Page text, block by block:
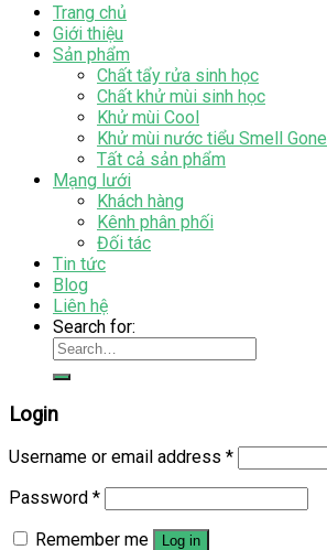
Trang chủ
Giới thiệu
Sản phẩm
Chất tẩy rửa sinh học
Chất khử mùi sinh học
Khử mùi Cool
Khử mùi nước tiểu Smell Gone
Tất cả sản phẩm
Mạng lưới
Khách hàng
Kênh phân phối
Đối tác
Tin tức
Blog
Liên hệ
Search for:
Login
Username or email address *
Password *
Remember me
Log in